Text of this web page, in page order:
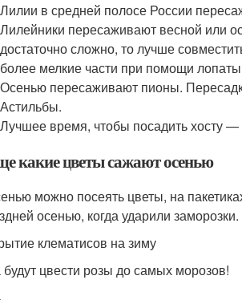
Лилии в средней полосе России
Лилейники пересаживают весной или
достаточно сложно, то лучше
более мелкие части при помощи
Осенью пересаживают пионы.
Астильбы.
Лучшее время, чтобы посадить хосту —
какие цветы сажают осенью
можно посеять цветы, на
осенью, когда ударили
клематисов на зиму
цвести розы до самых морозов!